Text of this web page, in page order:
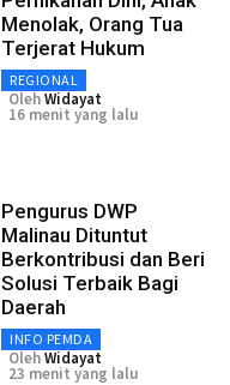
Menolak, Orang Tua
Terjerat Hukum
REGIONAL
OlehWidayat
16 menit yang lalu
Pengurus DWP
Malinau Dituntut
Berkontribusi dan Beri
Solusi Terbaik Bagi
Daerah
INFO PEMDA
OlehWidayat
23 menit yang lalu